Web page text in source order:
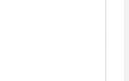
bahasa Inggris
dalam struktur
potensi hilangnya
asing lain dari
kepada